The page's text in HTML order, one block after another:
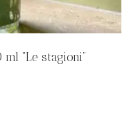
“Le stagioni”